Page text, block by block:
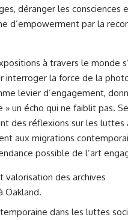
déranger les consciences
d’empowerment par la
à travers le monde
interroger la force de la
levier d’engagement,
un écho qui ne faiblit pas.
des réflexions sur les luttes
aux migrations
possible de l’art
valorisation des archives
Oakland.
dans les luttes